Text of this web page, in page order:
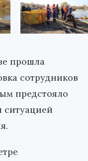
прошла
сотрудников
предстояло
ситуацией